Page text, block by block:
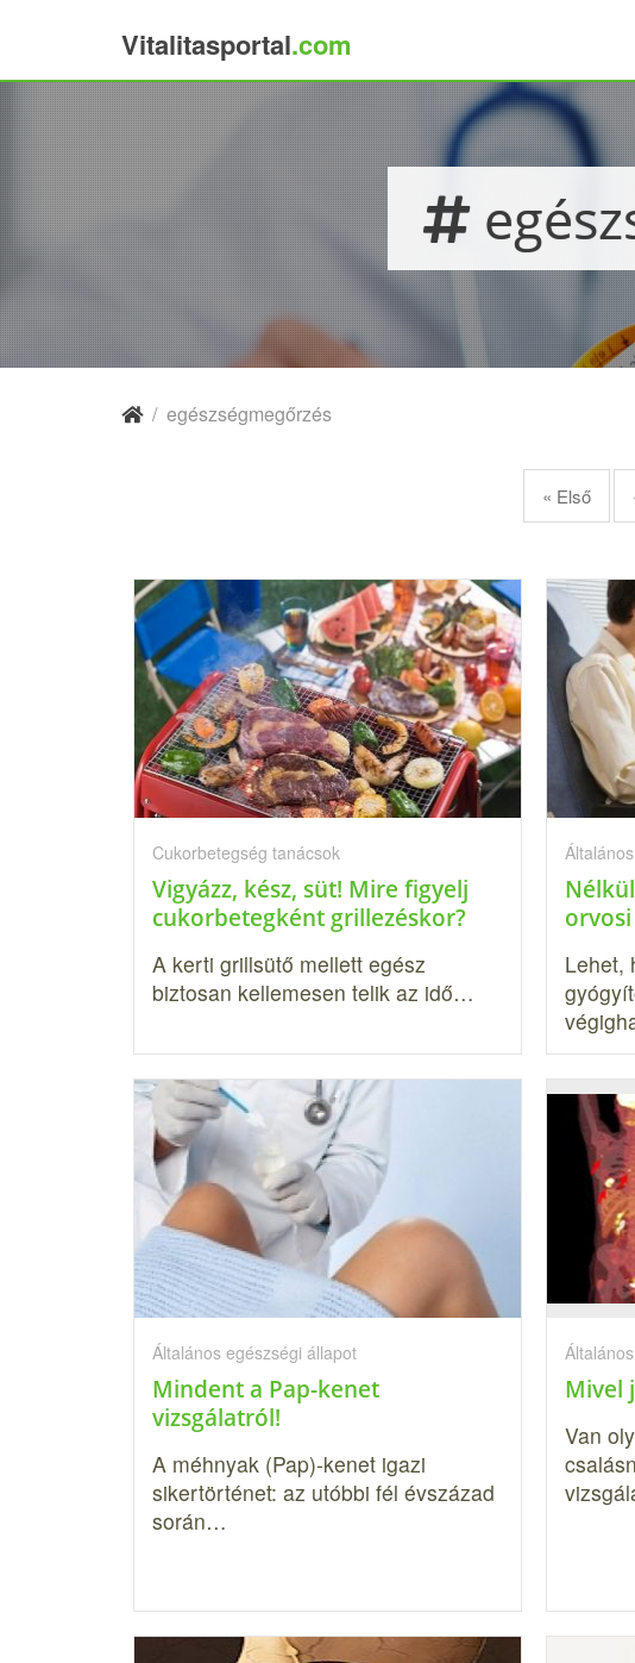
Vitalitasportal.com
/ egészségmegőrzés
« Első
Cukorbetegség tanácsok
Vigyázz, kész, süt! Mire figyelj
cukorbetegként grillezéskor?
A kerti grillsütő mellett egész
biztosan kellemesen telik az idő…
Lehet,
Általános egészségi állapot
Mindent a Pap-kenet
vizsgálatról!
A méhnyak (Pap)-kenet igazi
sikertörténet: az utóbbi fél évszázad
során…
Mivel
Van
×